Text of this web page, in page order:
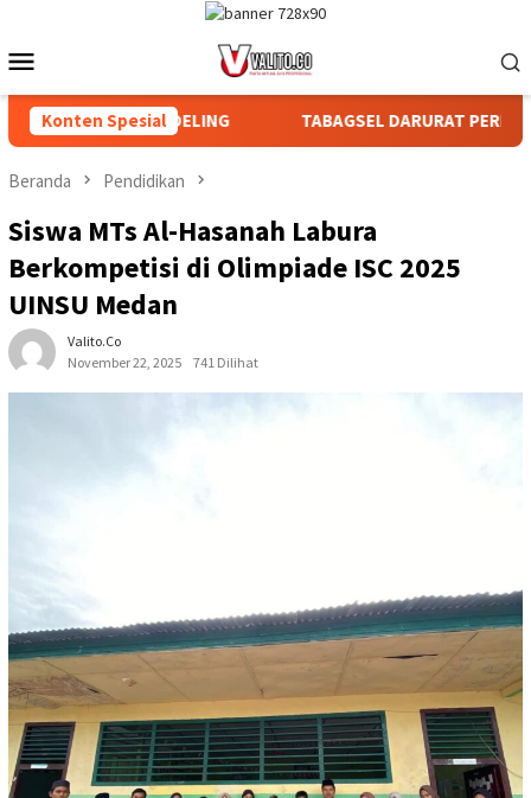
konten
Mobile
Konten Spesial
DAN AFDELING TABAGSEL DARURAT PERLINDUNGAN
Beranda Pendidikan
Siswa MTs Al-Hasanah Labura
Berkompetisi di Olimpiade ISC 2025
UINSU Medan
Valito.co
November 22, 2025
741 Dilihat